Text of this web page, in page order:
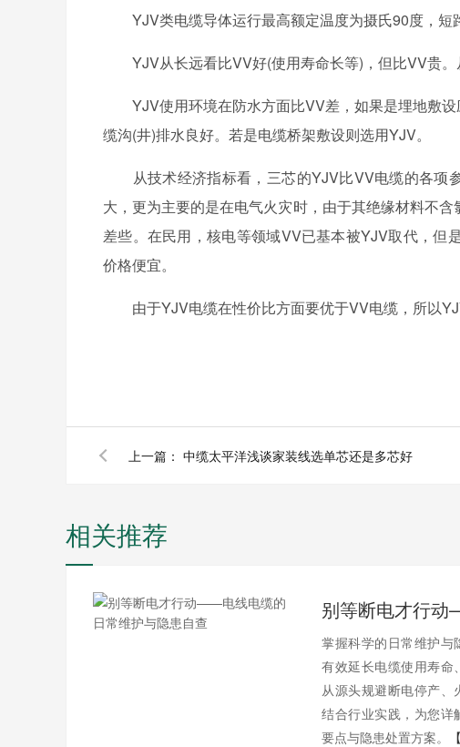
YJV类电缆导体运行最高额定温度为摄氏90度，短
YJV从长远看比VV好(使用寿命长等)，但比VV贵。
YJV使用环境在防水方面比VV差，如果是埋地敷设
缆沟(井)排水良好。若是电缆桥架敷设则选用YJV。
从技术经济指标看，三芯的YJV比VV电缆的各项
大，更为主要的是在电气火灾时，由于其绝缘材料不
差些。在民用，核电等领域VV已基本被YJV取代，但
价格便宜。
由于YJV电缆在性价比方面要优于VV电缆，所以
上一篇： 中缆太平洋浅谈家装线选单芯还是多芯好
相关推荐
掌握科学的日常维护与
有效延长电缆使用寿命
从源头规避断电停产
结合行业实践，为您详
要点与隐患处置方案。